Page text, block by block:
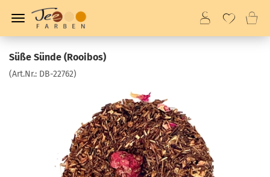
Süße Sünde (Rooibos)
(Art.Nr.: DB-22762)